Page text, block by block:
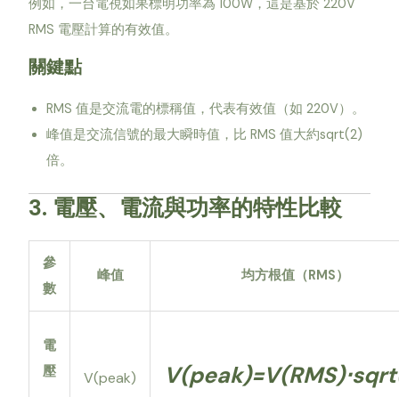
例如，一台電視如果標明功率為 100W，這是基於 220V
RMS 電壓計算的有效值。
關鍵點
RMS 值是交流電的標稱值，代表有效值（如 220V）。
峰值是交流信號的最大瞬時值，比 RMS 值大約sqrt(2)
倍。
3. 電壓、電流與功率的特性比較
參
數
峰值 均方根值（RMS）
電
壓
V(peak)